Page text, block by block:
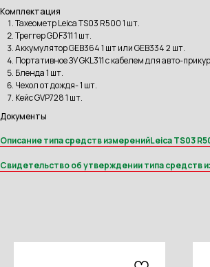
Комплектация
Тахеометр Leica TS03 R500 1 шт.
Треггер GDF311 1 шт.
Аккумулятор GEB364 1 шт или GEB334 2 шт.
Портативное ЗУ GKL311 с кабелем для авто-
Бленда 1 шт.
Чехол от дождя- 1 шт.
Кейс GVP728 1 шт.
Документы
Описание типа средств измеренийLeica TS03
Свидетельство об утверждении типа средств